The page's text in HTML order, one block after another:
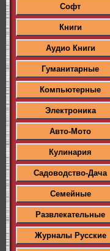
Софт
Книги
Аудио Книги
Гуманитарные
Компьютерные
Электроника
Авто-Мото
Кулинария
Садоводство-Дача
Семейные
Развлекательные
Журналы Русские